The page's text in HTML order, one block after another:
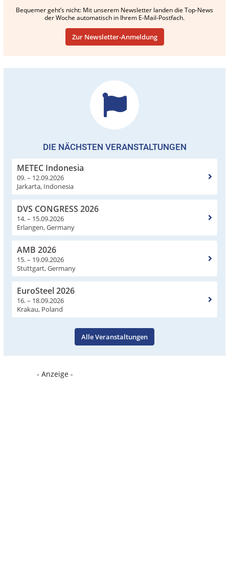
Bequemer geht’s nicht: Mit unserem Newsletter landen die Top-News
der Woche automatisch in Ihrem E-Mail-Postfach.
Zur Newsletter-Anmeldung
DIE NÄCHSTEN VERANSTALTUNGEN
METEC Indonesia
09. – 12.09.2026
Jarkarta, Indonesia
DVS CONGRESS 2026
14. – 15.09.2026
Erlangen, Germany
AMB 2026
15. – 19.09.2026
Stuttgart, Germany
EuroSteel 2026
16. – 18.09.2026
Krakau, Poland
Alle Veranstaltungen
- Anzeige -